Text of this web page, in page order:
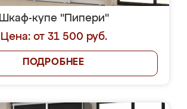
Шкаф-купе "Пипери"
Цена: от 31 500 руб.
ПОДРОБНЕЕ